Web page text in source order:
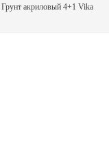
акриловый 4+1 Vika